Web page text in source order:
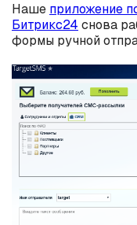
Наше приложение
Битрикс24 снова
формы ручной